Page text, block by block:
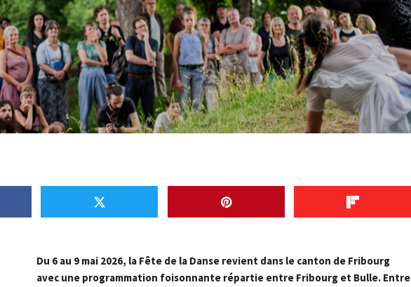
Du 6 au 9 mai 2026, la Fête de la Danse revient dans le canton de Fribourg
avec une programmation foisonnante répartie entre Fribourg et Bulle. Entre